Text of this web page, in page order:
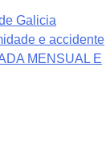
Galicia
e accidente
MENSUAL E